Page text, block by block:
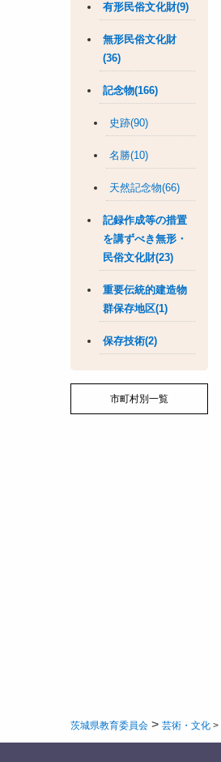
有形民俗文化財(9)
無形民俗文化財
(36)
記念物(166)
史跡(90)
名勝(10)
天然記念物(66)
記録作成等の措置
を講ずべき無形・
民俗文化財(23)
重要伝統的建造物
群保存地区(1)
保存技術(2)
市町村別一覧
茨城県教育委員会 > 芸術・文化 >